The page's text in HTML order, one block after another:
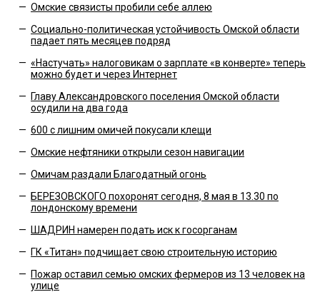
— Омские связисты пробили себе аллею
— Социально-политическая устойчивость Омской области
падает пять месяцев подряд
— «Настучать» налоговикам о зарплате «в конверте» теперь
можно будет и через Интернет
— Главу Александровского поселения Омской области
осудили на два года
— 600 с лишним омичей покусали клещи
— Омские нефтяники открыли сезон навигации
— Омичам раздали Благодатный огонь
— БЕРЕЗОВСКОГО похоронят сегодня, 8 мая в 13.30 по
лондонскому времени
— ШАДРИН намерен подать иск к госорганам
— ГК «Титан» подчищает свою строительную историю
— Пожар оставил семью омских фермеров из 13 человек на
улице